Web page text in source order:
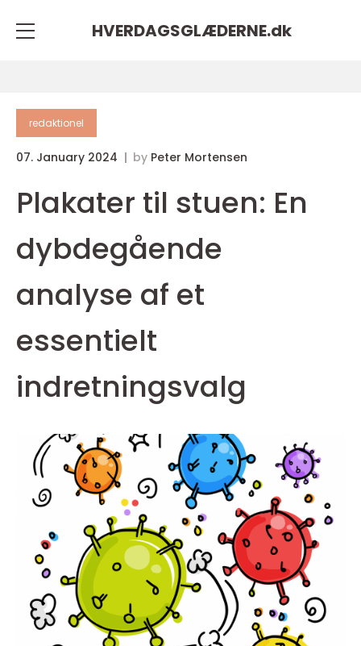
HVERDAGSGLÆDERNE.dk
redaktionel
07. January 2024 by Peter Mortensen
Plakater til stuen: En
dybdegående
analyse af et
essentielt
indretningsvalg